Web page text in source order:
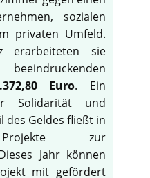
sozialen
privaten Umfeld.
erarbeiteten sie
Euro. Ein
Solidarität und
des Geldes fließt in
zur
Jahr können
mit gefördert